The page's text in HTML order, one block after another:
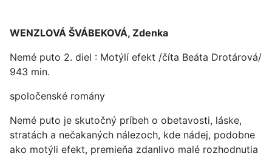
WENZLOVÁ ŠVÁBEKOVÁ, Zdenka
Nemé puto 2. diel : Motýlí efekt /číta Beáta Drotárová/
943 min.
spoločenské romány
Nemé puto je skutočný príbeh o obetavosti, láske,
stratách a nečakaných nálezoch, kde nádej, podobne
ako motýli efekt, premieňa zdanlivo malé rozhodnutia